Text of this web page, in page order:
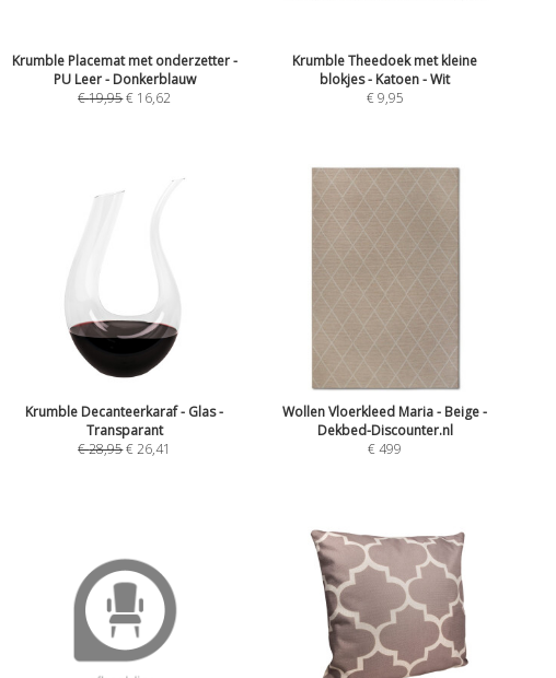
Krumble Placemat met onderzetter -
PU Leer - Donkerblauw
€19,95€ 16,62
Krumble Theedoek met kleine
blokjes - Katoen - Wit
€9,95
Krumble Decanteerkaraf - Glas -
Transparant
€28,95€26,41
Wollen Vloerkleed Maria - Beige -
Dekbed-Discounter.nl
€499